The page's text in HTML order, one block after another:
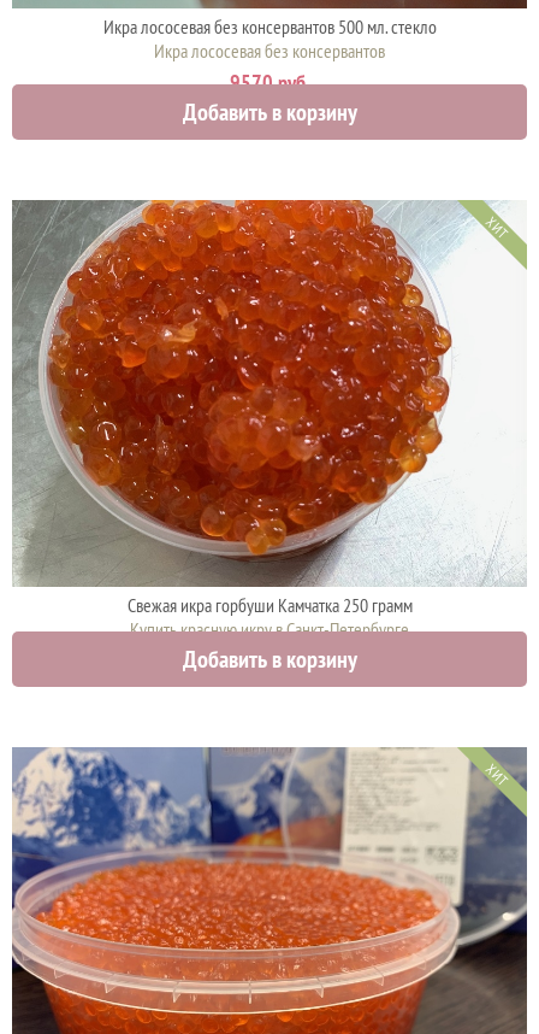
Икра лососевая без консервантов 500 мл. стекло
Икра лососевая без консервантов
9570 руб.
Добавить в корзину
ХИТ
Свежая икра горбуши Камчатка 250 грамм
Купить красную икру в Санкт-Петербурге
4425 руб.
Добавить в корзину
ХИТ